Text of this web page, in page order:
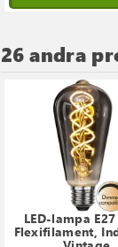
26 andra
LED-lampa
Flexifilament,